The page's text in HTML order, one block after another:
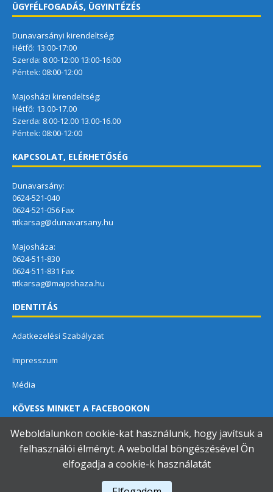
ÜGYFÉLFOGADÁS, ÜGYINTÉZÉS
Dunavarsányi kirendeltség:
Hétfő: 13:00-17:00
Szerda: 8:00-12:00 13:00-16:00
Péntek: 08:00-12:00
Majosházi kirendeltség:
Hétfő: 13.00-17.00
Szerda: 8.00-12.00 13.00-16.00
Péntek: 08:00-12:00
KAPCSOLAT, ELÉRHETŐSÉG
Dunavarsány:
0624-521-040
0624-521-056 Fax
titkarsag@dunavarsany.hu
Majosháza:
0624-511-830
0624-511-831 Fax
titkarsag@majoshaza.hu
IDENTITÁS
Adatkezelési Szabályzat
Impresszum
Média
KÖVESS MINKET A FACEBOOKON
Dunavarsányi Közös Önkormányzati Hivatal
Weboldalunkon cookie-kat használunk, hogy javítsuk a
felhasználói élményt. A weboldal böngészésével Ön
elfogadja a cookie-k használatát